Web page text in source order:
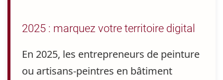
2025 : marquez votre territoire digital
En 2025, les entrepreneurs de peinture
ou artisans-peintres en bâtiment